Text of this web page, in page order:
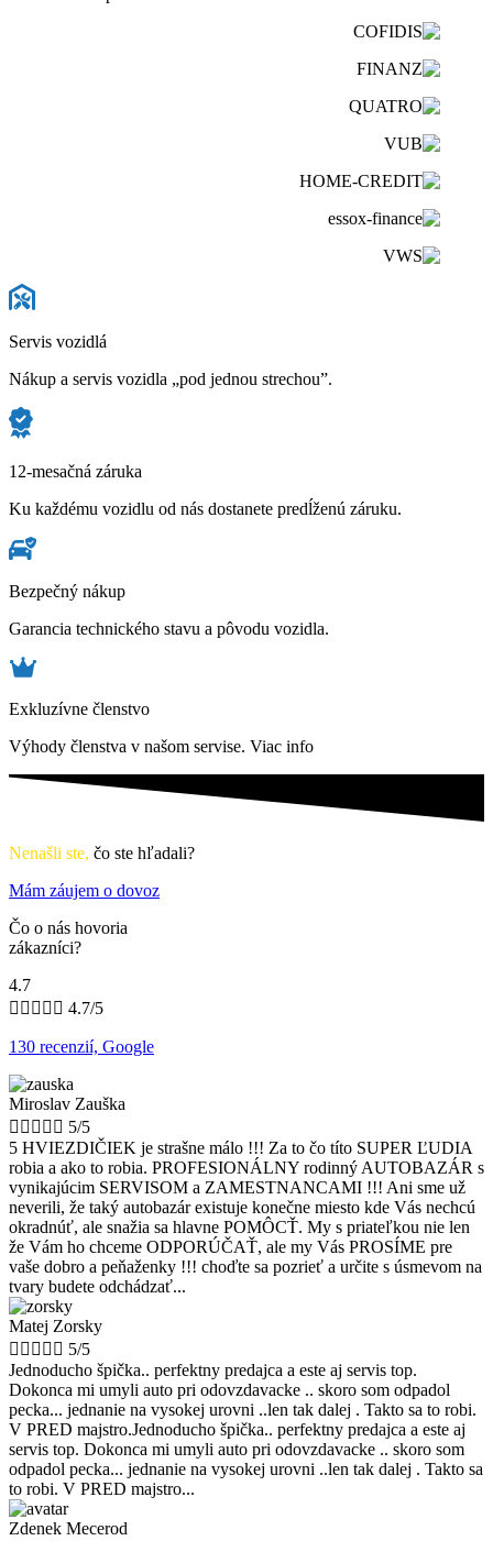
Servis vozidlá
Nákup a servis vozidla „pod jednou strechou”.
12-mesačná záruka
Ku každému vozidlu od nás dostanete predĺženú záruku.
Bezpečný nákup
Garancia technického stavu a pôvodu vozidla.
Exkluzívne členstvo
Výhody členstva v našom servise. Viac info
Nenašli ste, čo ste hľadali?
Mám záujem o dovoz
Čo o nás hovoria
zákazníci?
4.7
     4.7/5
130 recenzií, Google
Miroslav Zauška
     5/5
5 HVIEZDIČIEK je strašne málo !!! Za to čo títo SUPER ĽUDIA
robia a ako to robia. PROFESIONÁLNY rodinný AUTOBAZÁR s
vynikajúcim SERVISOM a ZAMESTNANCAMI !!! Ani sme už
neverili, že taký autobazár existuje konečne miesto kde Vás nechcú
okradnúť, ale snažia sa hlavne POMÔCŤ. My s priateľkou nie len
že Vám ho chceme ODPORÚČAŤ, ale my Vás PROSÍME pre
vaše dobro a peňaženky !!! choďte sa pozrieť a určite s úsmevom na
tvary budete odchádzať...
Matej Zorsky
     5/5
Jednoducho špička.. perfektny predajca a este aj servis top.
Dokonca mi umyli auto pri odovzdavacke .. skoro som odpadol
pecka... jednanie na vysokej urovni ..len tak dalej . Takto sa to robi.
V PRED majstro.Jednoducho špička.. perfektny predajca a este aj
servis top. Dokonca mi umyli auto pri odovzdavacke .. skoro som
odpadol pecka... jednanie na vysokej urovni ..len tak dalej . Takto sa
to robi. V PRED majstro...
Zdenek Mecerod